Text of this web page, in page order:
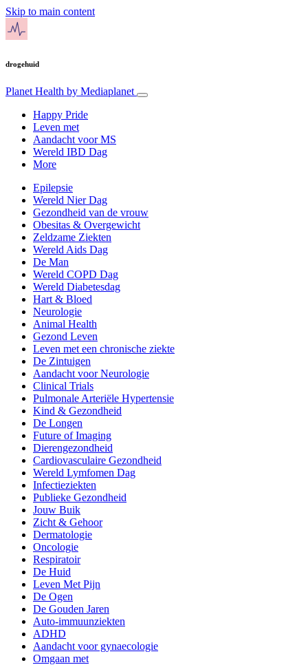
Skip to main content
drogehuid
Planet Health by Mediaplanet
Happy Pride
Leven met
Aandacht voor MS
Wereld IBD Dag
More
Epilepsie
Wereld Nier Dag
Gezondheid van de vrouw
Obesitas & Overgewicht
Zeldzame Ziekten
Wereld Aids Dag
De Man
Wereld COPD Dag
Wereld Diabetesdag
Hart & Bloed
Neurologie
Animal Health
Gezond Leven
Leven met een chronische ziekte
De Zintuigen
Aandacht voor Neurologie
Clinical Trials
Pulmonale Arteriële Hypertensie
Kind & Gezondheid
De Longen
Future of Imaging
Dierengezondheid
Cardiovasculaire Gezondheid
Wereld Lymfomen Dag
Infectieziekten
Publieke Gezondheid
Jouw Buik
Zicht & Gehoor
Dermatologie
Oncologie
Respiratoir
De Huid
Leven Met Pijn
De Ogen
De Gouden Jaren
Auto-immuunziekten
ADHD
Aandacht voor gynaecologie
Omgaan met